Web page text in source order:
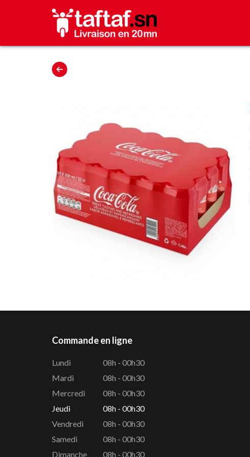
Commande en ligne
Lundi
08h - 00h30
Mardi
08h - 00h30
Mercredi
08h - 00h30
Jeudi
08h - 00h30
Vendredi
08h - 00h30
Samedi
08h - 00h30
Dimanche
08h - 00h30